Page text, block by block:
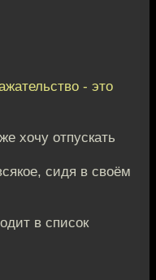
- это
хочу отпускать
сидя в своём
в список